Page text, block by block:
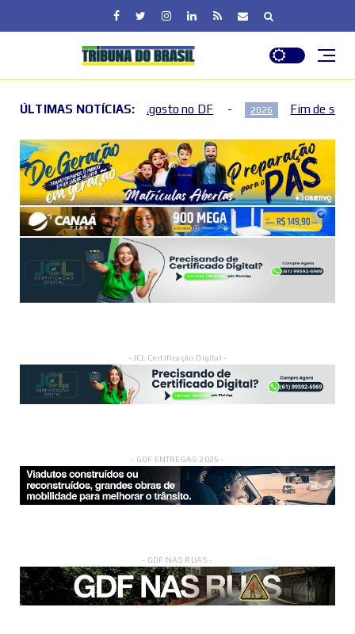
ÚLTIMAS NOTÍCIAS:
no DF 2026 Fim de semana terá mudanças no
- JCL Certificação Digital -
- GDF ENTREGAS 2025 -
- GDF NAS RUAS -